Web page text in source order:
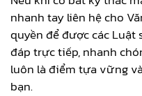
nhanh tay liên hệ cho
quyền để được các Luật
đáp trực tiếp, nhanh
luôn là điểm tựa vững
bạn.